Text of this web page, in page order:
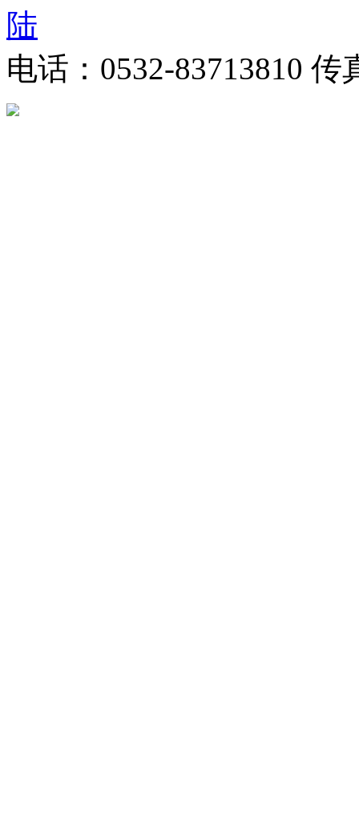
陆
电话：0532-83713810